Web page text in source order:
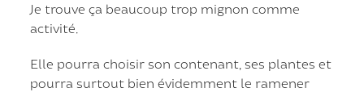
Je trouve ça beaucoup trop mignon comme
activité.
Elle pourra choisir son contenant, ses plantes et
pourra surtout bien évidemment le ramener